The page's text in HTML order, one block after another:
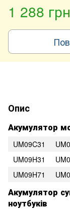
1 288 грн
Опис
Акумулятор
UM09C31
UM09H31
UM09H71
Акумулятор
ноутбуків